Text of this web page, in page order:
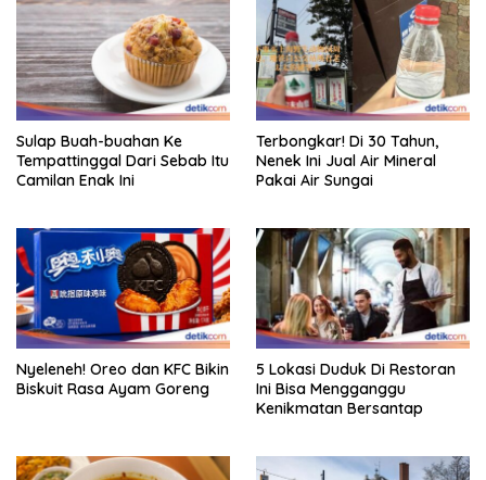
Sulap Buah-buahan Ke
Tempattinggal Dari Sebab Itu
Camilan Enak Ini
Terbongkar! Di 30 Tahun,
Nenek Ini Jual Air Mineral
Pakai Air Sungai
Nyeleneh! Oreo dan KFC Bikin
Biskuit Rasa Ayam Goreng
5 Lokasi Duduk Di Restoran
Ini Bisa Mengganggu
Kenikmatan Bersantap